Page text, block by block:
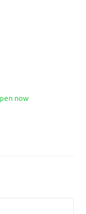
now